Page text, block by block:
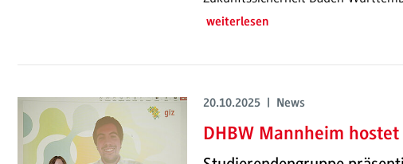
weiterlesen
20.10.2025 | News
DHBW Mannheim hostet